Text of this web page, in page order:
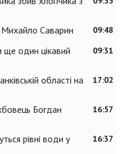
09:48
Саварин
09:31
ще один цікавий
17:02
області на
16:57
Богдан
16:37
рівні води у